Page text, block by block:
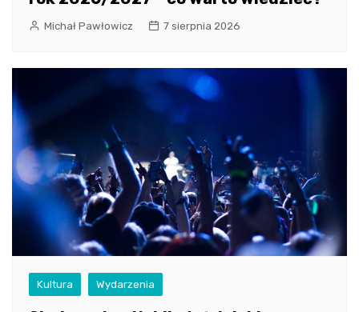
Michał Pawłowicz 7 sierpnia 2026
Kultura Wydarzenia